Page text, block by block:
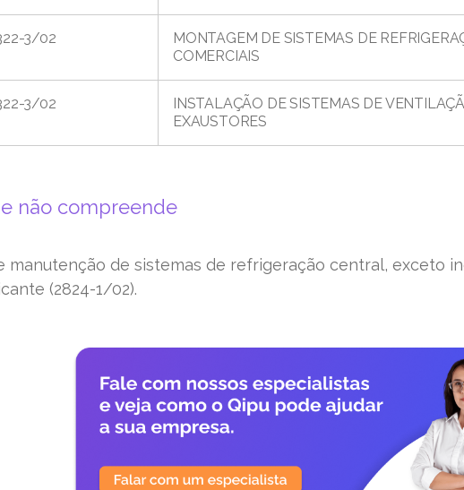
3/02
MONTAGEM DE SISTEMAS DE
COMERCIAIS
3/02
INSTALAÇÃO DE SISTEMAS DE
EXAUSTORES
não compreende
manutenção de sistemas de refrigeração central, exceto
(2824-1/02).